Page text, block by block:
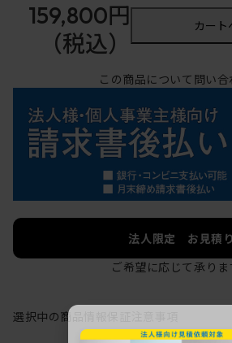
159,800円
（税込）
カート
この商品について問い合
法人限定 お見積り
ご希望に応じて承りま
選択中の商品情報